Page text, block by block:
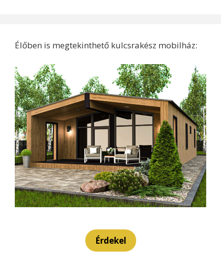
Élőben is megtekinthető kulcsrakész mobilház:
Érdekel